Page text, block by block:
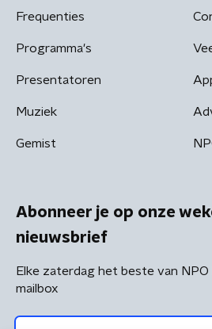
Frequenties
Programma's
Presentatoren
Muziek
Gemist
Abonneer je op onze
nieuwsbrief
Elke zaterdag het beste van NPO
mailbox